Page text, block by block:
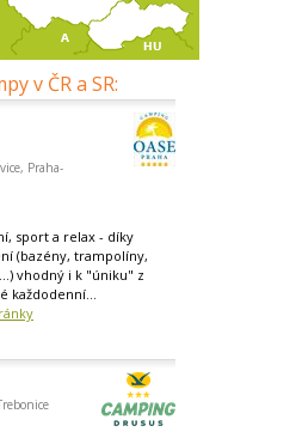
v ČR a SR:
Praha-
sport a relax - díky
(bazény, trampolíny,
vhodný i k "úniku" z
každodenní...